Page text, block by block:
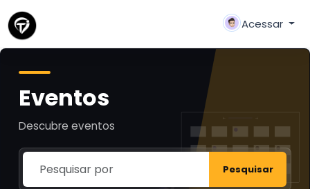
Acessar
Eventos
Descubre eventos
Pesquisar